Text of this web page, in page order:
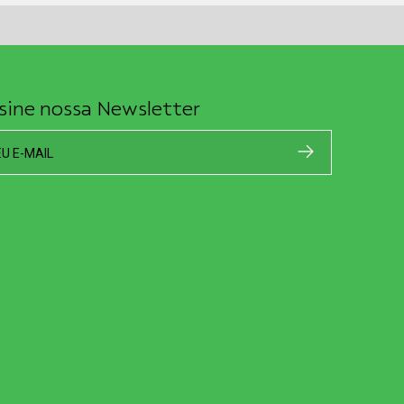
nossa Newsletter
E-MAIL